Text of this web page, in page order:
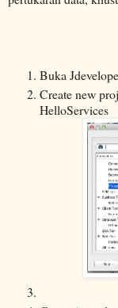
Buka
Create new
HelloServices